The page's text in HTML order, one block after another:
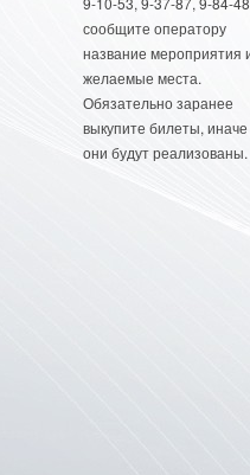
сообщите оператору
название мероприятия
желаемые места.
Обязательно заранее
выкупите билеты, иначе
они будут реализованы.